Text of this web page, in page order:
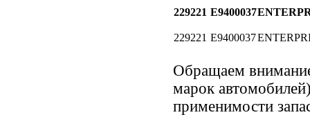
229221 E9400037
229221 E9400037
Обращаем
марок
применимости